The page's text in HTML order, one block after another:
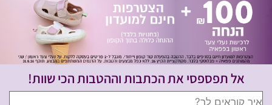
אל תפספסי את הכתבות וההטבות הכי שוות!